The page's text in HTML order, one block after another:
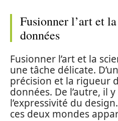
Fusionner l’art et
données
Fusionner l’art et la
une tâche délicate.
précision et la rigueur
données. De l’autre, il
l’expressivité du
ces deux mondes